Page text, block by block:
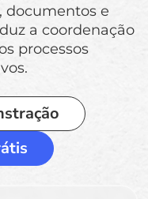
documentos e
a coordenação
processos